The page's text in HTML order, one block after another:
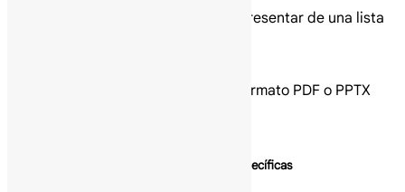
Selecciona diapositivas para presentar de una lista
Descarga la presentación en formato PDF o PPTX
Comparte una presentación con personas específicas